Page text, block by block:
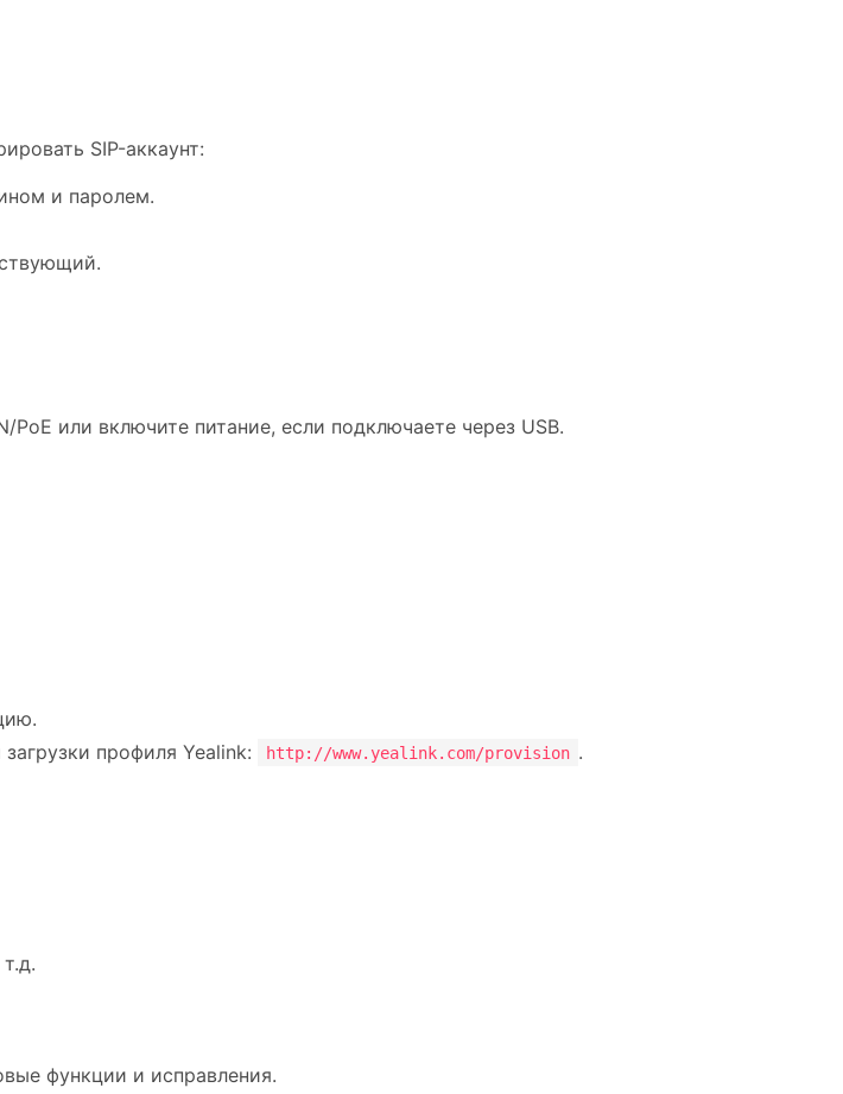
SIP-аккаунт:
и паролем.
или включите питание, если подключаете через USB.
профиля Yealink:
http://www.yealink.com/provision .
функции и исправления.